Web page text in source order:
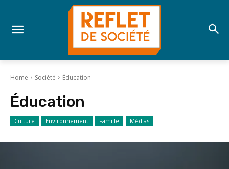
Home Société Éducation
Éducation
Culture Environnement Famille Médias